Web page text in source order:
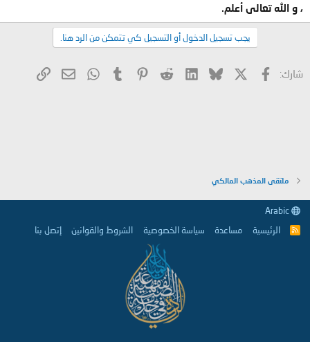
، و الله تعالى أعلم.
يجب تسجيل الدخول أو التسجيل كي تتمكن من الرد هنا.
شارك: فيسبوك Bluesky
LinkedIn
Reddit
Pinterest
Tumblr
WhatsApp
البريد
ملتقى المذهب المالكي
R
الرئيسية مساعدة سياسة الخصوصية الشروط والقوانين إتصل بنا